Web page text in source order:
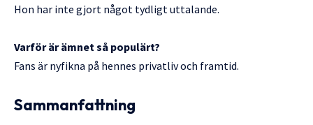
Hon har inte gjort något tydligt uttalande.
Varför är ämnet så populärt?
Fans är nyfikna på hennes privatliv och framtid.
Sammanfattning